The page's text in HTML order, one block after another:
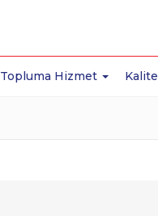
Topluma Hizmet Kalite